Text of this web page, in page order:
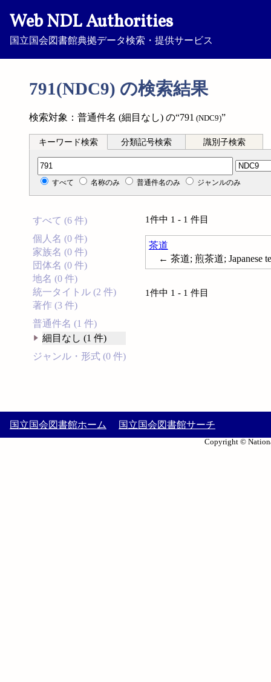
Web NDL Authorities
国立国会図書館典拠データ検索・提供サービス
791(NDC9) の検索結果
検索対象：普通件名 (細目なし) の“791 (NDC9)”
キーワード検索 分類記号検索 識別子検索
分類記号検索
すべて 名称のみ 普通件名のみ ジャンルのみ
すべて (6 件)
個人名 (0 件)
家族名 (0 件)
団体名 (0 件)
地名 (0 件)
統一タイトル (2 件)
著作 (3 件)
普通件名 (1 件)
細目なし (1 件)
ジャンル・形式 (0 件)
1件中 1 - 1 件目
茶道
← 茶道; 煎茶道; Japanese
1件中 1 - 1 件目
国立国会図書館ホーム 国立国会図書館サーチ
Copyright ©